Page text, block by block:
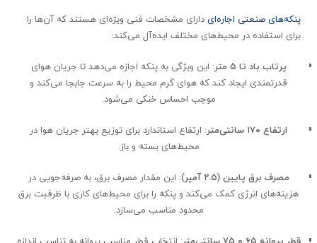
پنکه‌های صنعتی اجاره‌ایدارای مشخصات فنی ویژه‌ای هستند که آن‌ها را
برای استفاده در محیط‌های مختلف ایده‌آل می‌کند:
پرتاب باد تا ۵ متر
: این ویژگی به پنکه اجازه می‌دهد تا جریان هوای
قدرتمندی ایجاد کند که هوای گرم محیط را به سرعت جابجا می‌کند و
موجب احساس خنکی می‌شود.
ارتفاع ۱۷۰ سانتی‌متر
: ارتفاع استاندارد برای توزیع بهتر جریان هوا در
محیط‌های بسته و باز.
مصرف برق پایین (۲.۵ آمپر)
: این مقدار مصرف برق، به صرفه‌جویی در
هزینه‌های انرژی کمک می‌کند و پنکه را برای محیط‌های کاری با ظرفیت برق
محدود مناسب می‌سازد.